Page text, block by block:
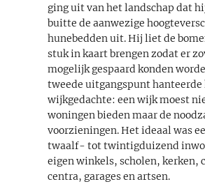
ging uit van het landschap dat
buitte de aanwezige
hunebedden uit. Hij liet de
stuk in kaart brengen zodat er
mogelijk gespaard konden
tweede uitgangspunt hanteerde
wijkgedachte: een wijk moest
woningen bieden maar de
voorzieningen. Het ideaal was
twaalf- tot twintigduizend
eigen winkels, scholen, kerken,
centra, garages en artsen.